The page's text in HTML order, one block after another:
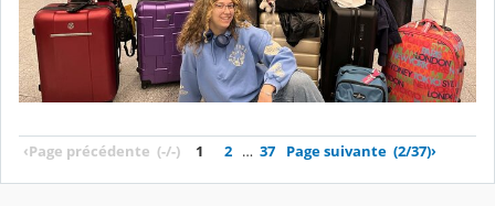
‹Page précédente (-/-) 1 2 … 37 Page suivante (2/37)›